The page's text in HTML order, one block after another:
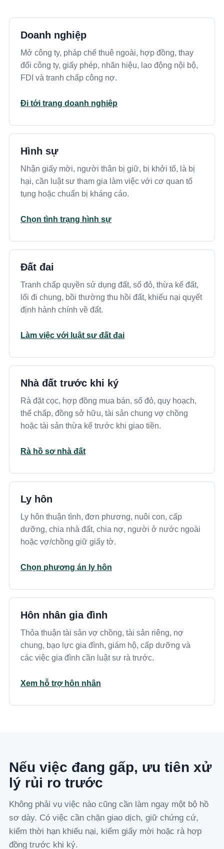
Doanh nghiệp
Mở công ty, pháp chế thuê ngoài, hợp đồng, thay
đổi công ty, giấy phép, nhãn hiệu, lao động nội bộ,
FDI và tranh chấp công nợ.
Đi tới trang doanh nghiệp
Hình sự
Nhận giấy mời, người thân bị giữ, bị khởi tố, là bị
hại, cần luật sư tham gia làm việc với cơ quan tố
tụng hoặc chuẩn bị kháng cáo.
Chọn tình trạng hình sự
Đất đai
Tranh chấp quyền sử dụng đất, sổ đỏ, thừa kế đất,
lối đi chung, bồi thường thu hồi đất, khiếu nại quyết
định hành chính về đất.
Làm việc với luật sư đất đai
Nhà đất trước khi ký
Rà đặt cọc, hợp đồng mua bán, sổ đỏ, quy hoạch,
thế chấp, đồng sở hữu, tài sản chung vợ chồng
hoặc tài sản thừa kế trước khi giao tiền.
Rà hồ sơ nhà đất
Ly hôn
Ly hôn thuận tình, đơn phương, nuôi con, cấp
dưỡng, chia nhà đất, chia nợ, người ở nước ngoài
hoặc vợ/chồng giữ giấy tờ.
Chọn phương án ly hôn
Hôn nhân gia đình
Thỏa thuận tài sản vợ chồng, tài sản riêng, nợ
chung, bạo lực gia đình, giám hộ, cấp dưỡng và
các việc gia đình cần luật sư rà trước.
Xem hỗ trợ hôn nhân
Nếu việc đang gấp, ưu tiên xử
lý rủi ro trước
Không phải vụ việc nào cũng cần làm ngay một bộ hồ
sơ dày. Có việc cần chặn giao dịch, giữ chứng cứ,
kiểm thời hạn khiếu nại, kiểm giấy mời hoặc rà hợp
đồng trước khi ký.